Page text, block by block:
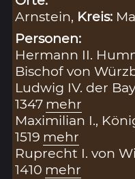
Arnstein, Kreis:
Personen:
Hermann II.
Bischof von
Ludwig IV. der
1347 mehr
Maximilian I.,
1519 mehr
Ruprecht I. von
1410 mehr